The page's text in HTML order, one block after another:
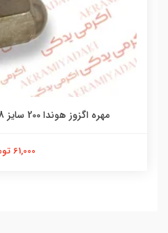
مهره اگزوز هوندا 200 سایز 8 بسته 2 عددی کد 65
61,000 تومان